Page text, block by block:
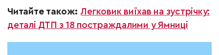
Читайте також: Легковик виїхав на зустрічку:
деталі ДТП з 18 постраждалими у Ямниці